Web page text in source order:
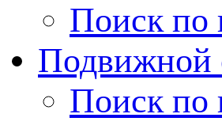
Поиск по
Подвижной
Поиск по